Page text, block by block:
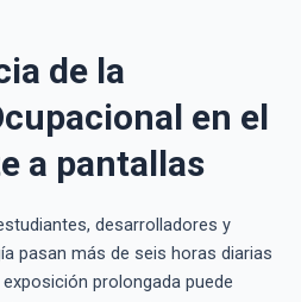
de la
en el
a pantallas
desarrolladores y
pasan más de seis horas diarias
prolongada puede